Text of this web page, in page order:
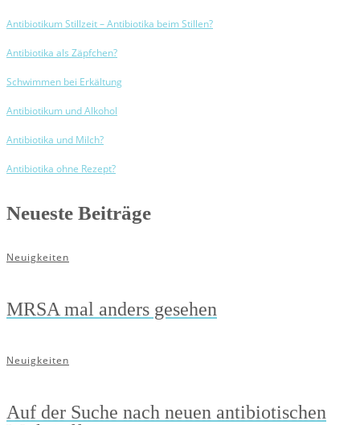
Antibiotikum Stillzeit – Antibiotika beim Stillen?
Antibiotika als Zäpfchen?
Schwimmen bei Erkältung
Antibiotikum und Alkohol
Antibiotika und Milch?
Antibiotika ohne Rezept?
Neueste Beiträge
Neuigkeiten
MRSA mal anders gesehen
Neuigkeiten
Auf der Suche nach neuen antibiotischen